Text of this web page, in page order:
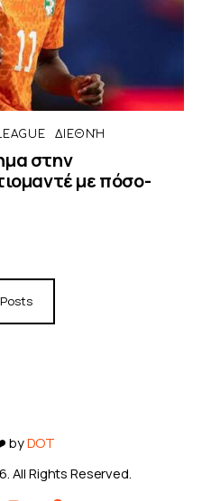
ΔΙΕΘΝΉ
στην
με πόσο-
byDOT
All Rights Reserved.